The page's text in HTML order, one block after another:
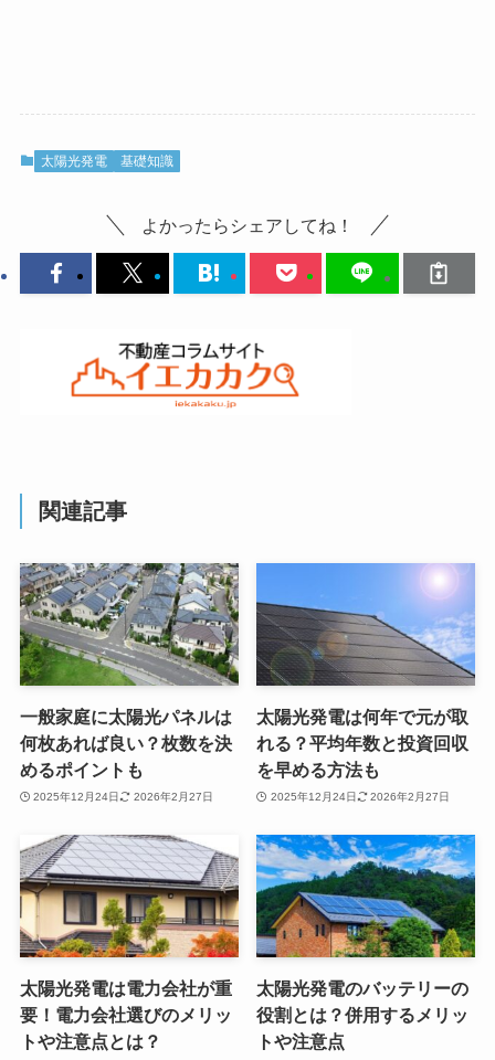
太陽光発電 基礎知識
よかったらシェアしてね！
関連記事
一般家庭に太陽光パネルは
何枚あれば良い？枚数を決
めるポイントも
2025年12月24日 2026年2月27日
太陽光発電は何年で元が取
れる？平均年数と投資回収
を早める方法も
2025年12月24日 2026年2月27日
太陽光発電は電力会社が重
要！電力会社選びのメリッ
トや注意点とは？
太陽光発電のバッテリーの
役割とは？併用するメリッ
トや注意点